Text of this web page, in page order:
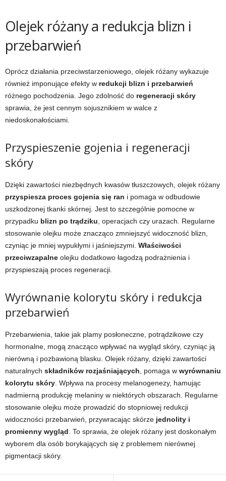
Olejek różany a redukcja blizn i
przebarwień
Oprócz działania przeciwstarzeniowego, olejek różany wykazuje
również imponujące efekty w redukcji blizn i przebarwień
różnego pochodzenia. Jego zdolność do regeneracji skóry
sprawia, że jest cennym sojusznikiem w walce z
niedoskonałościami.
Przyspieszenie gojenia i regeneracji
skóry
Dzięki zawartości niezbędnych kwasów tłuszczowych, olejek różany
przyspiesza proces gojenia się ran i pomaga w odbudowie
uszkodzonej tkanki skórnej. Jest to szczególnie pomocne w
przypadku blizn po trądziku , operacjach czy urazach. Regularne
stosowanie olejku może znacząco zmniejszyć widoczność blizn,
czyniąc je mniej wypukłymi i jaśniejszymi. Właściwości
przeciwzapalne olejku dodatkowo łagodzą podrażnienia i
przyspieszają proces regeneracji.
Wyrównanie kolorytu skóry i redukcja
przebarwień
Przebarwienia, takie jak plamy posłoneczne, potrądzikowe czy
hormonalne, mogą znacząco wpływać na wygląd skóry, czyniąc ją
nierówną i pozbawioną blasku. Olejek różany, dzięki zawartości
naturalnych składników rozjaśniających , pomaga w wyrównaniu
kolorytu skóry . Wpływa na procesy melanogenezy, hamując
nadmierną produkcję melaniny w niektórych obszarach. Regularne
stosowanie olejku może prowadzić do stopniowej redukcji
widoczności przebarwień, przywracając skórze jednolity i
promienny wygląd . To sprawia, że olejek różany jest doskonałym
wyborem dla osób borykających się z problemem nierównej
pigmentacji skóry.